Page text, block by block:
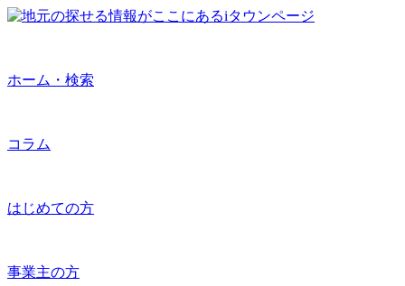
ホーム・検索
コラム
はじめての方
事業主の方